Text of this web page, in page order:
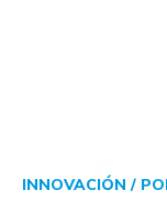
INNOVACIÓN /